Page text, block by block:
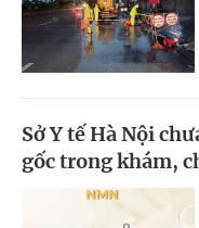
Sở Y tế Hà Nội
gốc trong khám,